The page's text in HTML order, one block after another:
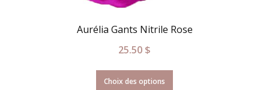
Aurélia Gants Nitrile Rose
25.50 $
Choix des options